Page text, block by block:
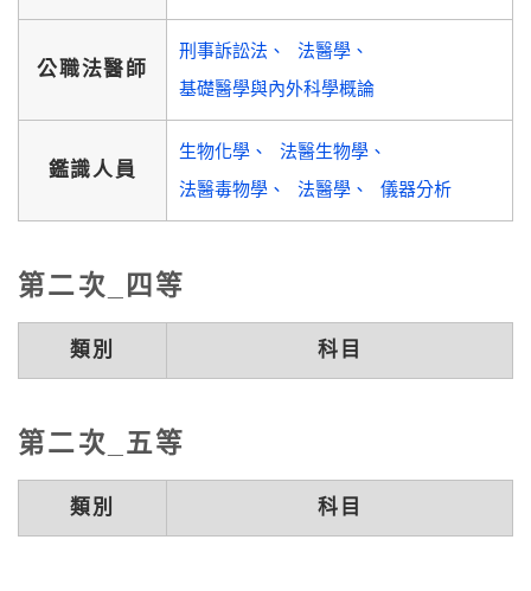
公職法醫師
刑事訴訟法
法醫學
基礎醫學與內外科學概論
鑑識人員
生物化學
法醫生物學
法醫毒物學
法醫學 儀器分析
第二次_四等
類別 科目
第二次_五等
類別 科目